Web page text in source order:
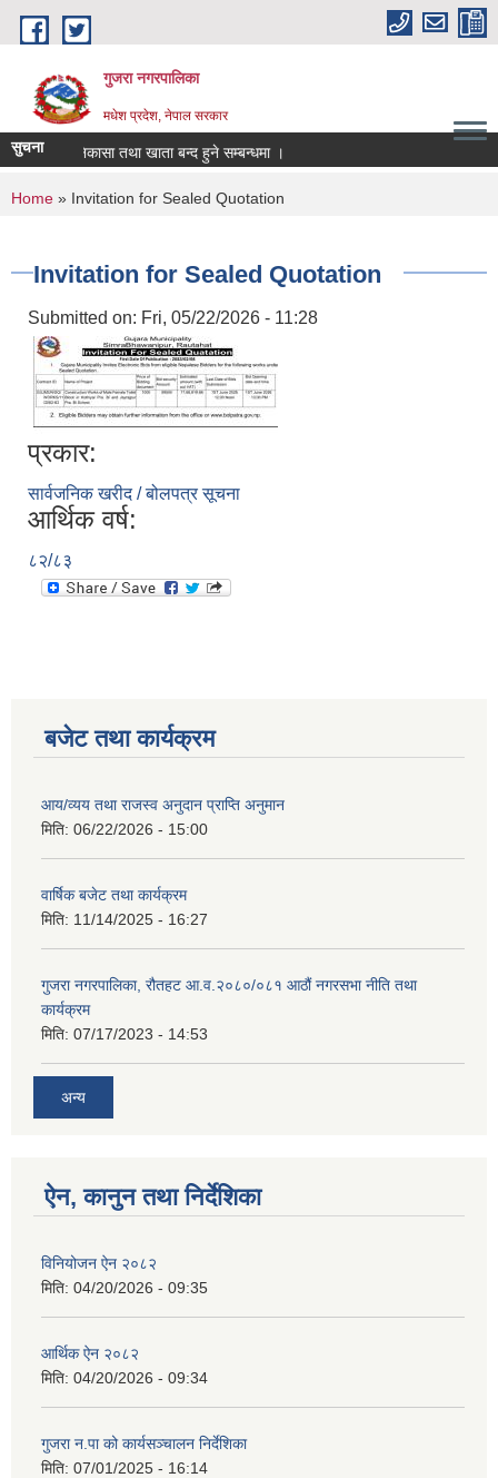
Skip to main content
गुजरा नगरपालिका
मधेश प्रदेश, नेपाल सरकार
सुचनानिकासा तथा खाता बन्द हुने सम्बन्धमा ।
You are here
Home » Invitation for Sealed Quotation
Invitation for Sealed Quotation
Submitted on: Fri, 05/22/2026 - 11:28
प्रकार:
सार्वजनिक खरीद / बोलपत्र सूचना
आर्थिक वर्ष:
८२/८३
बजेट तथा कार्यक्रम
आय/व्यय तथा राजस्व अनुदान प्राप्ति अनुमान
मिति: 06/22/2026 - 15:00
वार्षिक बजेट तथा कार्यक्रम
मिति: 11/14/2025 - 16:27
गुजरा नगरपालिका, रौतहट आ.व.२०८०/०८१ आठौं नगरसभा नीति तथा
कार्यक्रम
मिति: 07/17/2023 - 14:53
अन्य
ऐन, कानुन तथा निर्देशिका
विनियोजन ऐन २०८२
मिति: 04/20/2026 - 09:35
आर्थिक ऐन २०८२
मिति: 04/20/2026 - 09:34
गुजरा न.पा को कार्यसञ्चालन निर्देशिका
मिति: 07/01/2025 - 16:14